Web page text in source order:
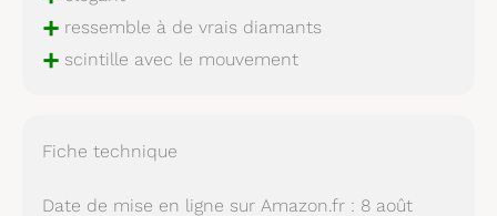
+ressemble à de vrais diamants
+scintille avec le mouvement
Fiche technique
Date de mise en ligne sur Amazon.fr : 8 août